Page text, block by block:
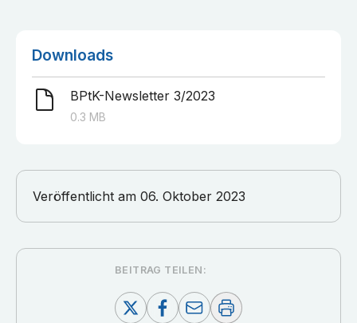
Downloads
BPtK-Newsletter 3/2023
0.3 MB
Veröffentlicht am 06. Oktober 2023
BEITRAG TEILEN: